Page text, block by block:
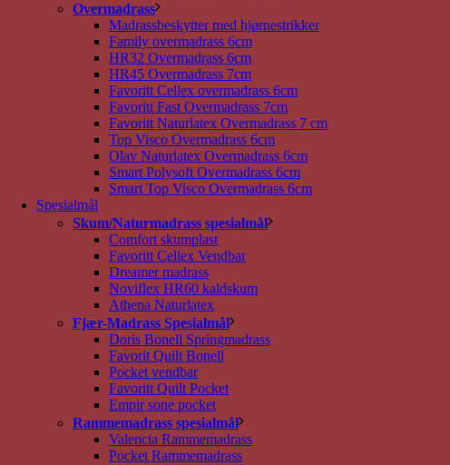
Overmadrass
Madrassbeskytter med hjørnestrikker
Family overmadrass 6cm
HR32 Overmadrass 6cm
HR45 Overmadrass 7cm
Favoritt Cellex overmadrass 6cm
Favoritt Fast Overmadrass 7cm
Favoritt Naturlatex Overmadrass 7 cm
Top Visco Overmadrass 6cm
Olav Naturlatex Overmadrass 6cm
Smart Polysoft Overmadrass 6cm
Smart Top Visco Overmadrass 6cm
Spesialmål
Skum/Naturmadrass spesialmål
Comfort skumplast
Favoritt Cellex Vendbar
Dreamer madrass
Noviflex HR60 kaldskum
Athena Naturlatex
Fjær-Madrass Spesialmål
Doris Bonell Springmadrass
Favorit Quilt Bonell
Pocket vendbar
Favoritt Quilt Pocket
Empir sone pocket
Rammemadrass spesialmål
Valencia Rammemadrass
Pocket Rammemadrass